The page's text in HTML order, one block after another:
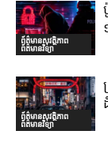
ព័ត៌មានសុវត្ថិភាព
ព័ត៌មានវិទ្យា
ព័ត៌មានសុវត្ថិភាព
ព័ត៌មានវិទ្យា